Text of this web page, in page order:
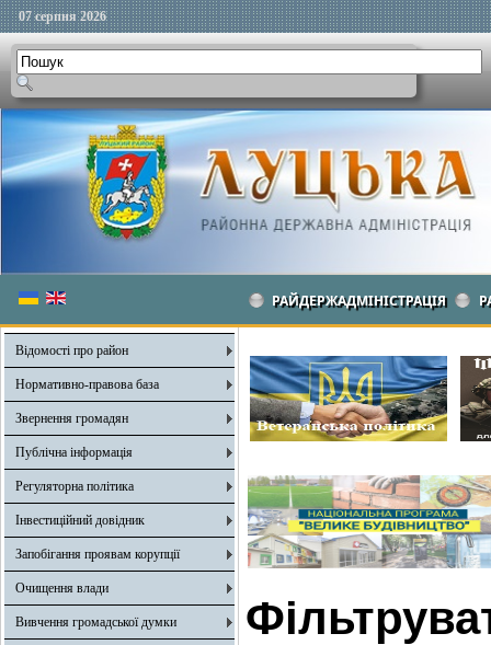
07 серпня 2026
РАЙДЕРЖАДМІНІСТРАЦІЯ
Відомості про район
Нормативно-правова база
Звернення громадян
Публічна інформація
Регуляторна політика
Інвестиційний довідник
Запобігання проявам корупції
Очищення влади
Вивчення громадської думки